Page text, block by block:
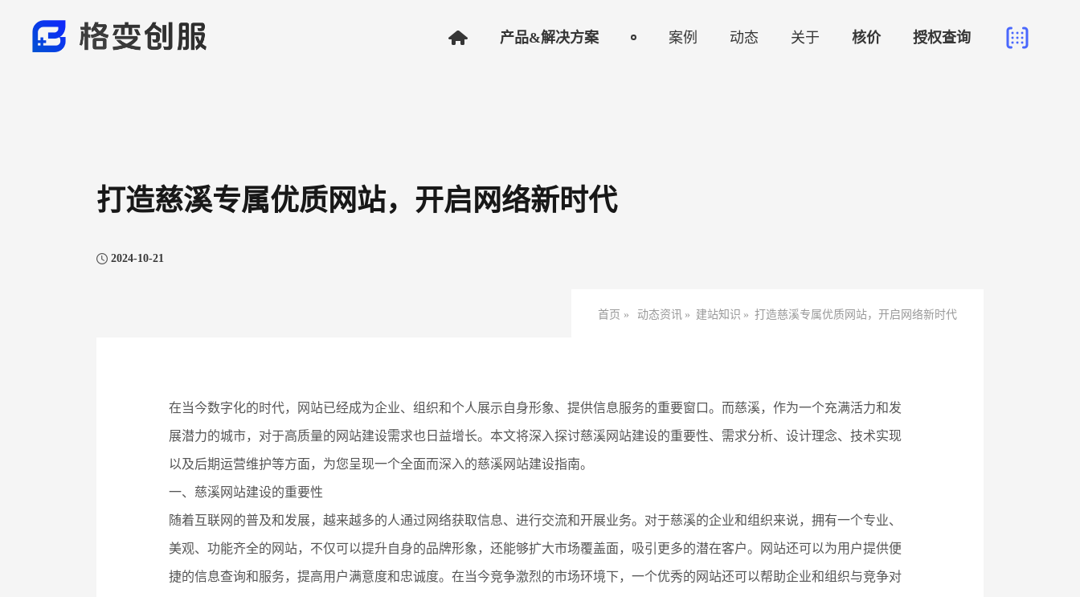
产品&解决方案 案例 动态 关于 核价 授权查询
打造慈溪专属优质网站，开启网络新时代
2024-10-21
首页 » 动态资讯 » 建站知识 » 打造慈溪专属优质网站，开启网络新时代
在当今数字化的时代，网站已经成为企业、组织和个人展示自身形象、提供信息服务的重要窗口。而慈溪，作为一个充满活力和发
展潜力的城市，对于高质量的网站建设需求也日益增长。本文将深入探讨慈溪网站建设的重要性、需求分析、设计理念、技术实现
以及后期运营维护等方面，为您呈现一个全面而深入的慈溪网站建设指南。
一、慈溪网站建设的重要性
随着互联网的普及和发展，越来越多的人通过网络获取信息、进行交流和开展业务。对于慈溪的企业和组织来说，拥有一个专业、
美观、功能齐全的网站，不仅可以提升自身的品牌形象，还能够扩大市场覆盖面，吸引更多的潜在客户。网站还可以为用户提供便
捷的信息查询和服务，提高用户满意度和忠诚度。在当今竞争激烈的市场环境下，一个优秀的网站还可以帮助企业和组织与竞争对